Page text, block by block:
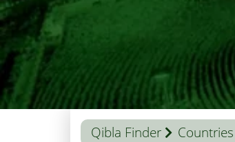
Qibla Finder Countries